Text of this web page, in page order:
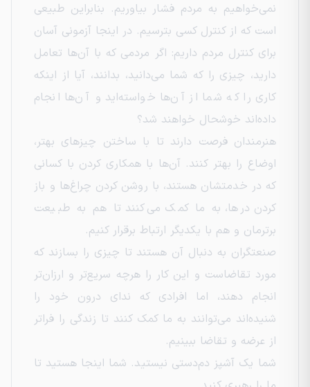
نمی‌خواهیم به مردم فشار بیاوریم. بنابراین طبیعی
است که از کنترل کسی بترسیم. در اینجا آزمونی آسان
برای کنترل مردم داریم: اگر مردمی که با آن‌ها تعامل
دارید، چیزی را که شما می‌دانید، بدانند، آیا از اینکه
کاری را که شما از آن‌ها خواسته‌اید و آن‌ها انجام
داده‌اند خوشحال خواهند شد؟
هنرمندان فرصت دارند تا با ساختن چیزهای بهتر،
اوضاع را بهتر کنند. آن‌ها با همکاری کردن با کسانی
که در خدمتشان هستند، با روشن کردن چراغ‌ها و باز
کردن درها، به ما کمک می‌کنند تا هم به طبیعت
برترمان و هم با یکدیگر ارتباط برقرار کنیم.
صنعتگران به دنبال آن هستند تا چیزی را بسازند که
مورد تقاضاست و این کار را هرچه سریع‌تر و ارزان‌تر
انجام دهند، اما افرادی که ندای درون خود را
شنیده‌اند می‌توانند به ما کمک کنند تا زندگی را فراتر
از عرضه و تقاضا ببینیم.
شما یک آشپز دم‌دستی نیستید. شما اینجا هستید تا